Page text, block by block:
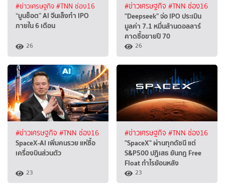
#ข่าวเศรษฐกิจ #TNN ช่อง16
“มูนช็อต” AI จีนเล็งทำ IPO
ภายใน 6 เดือน
26
#ข่าวเศรษฐกิจ #TNN ช่อง16
"Deepseek" จ่อ IPO ประเมิน
มูลค่า 7.1 หมื่นล้านดอลลาร์
คาดซื้อขายปี 70
26
#ข่าวเศรษฐกิจ #TNN ช่อง16
SpaceX-AI เพิ่มคนรวย แห่ซื้อ
เครื่องบินส่วนตัว
23
#ข่าวเศรษฐกิจ #TNN ช่อง16
"SpaceX" ผ่านทุกดัชนี แต่
S&P500 ปฏิเสธ ยันกฎ Free
Float กำไรย้อนหลัง
23